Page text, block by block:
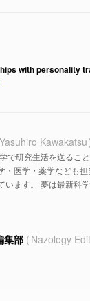
with personality
Yasuhiro Kawakatsu
で研究生活を送るこ
・医学・薬学なども
ます。 夢は最新科
集部 Nazology